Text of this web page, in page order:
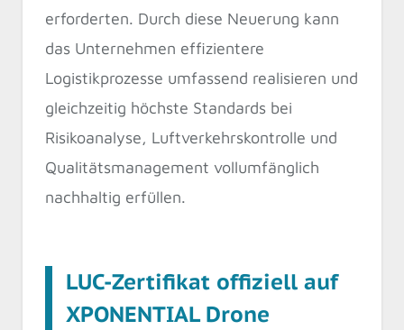
erforderten. Durch diese Neuerung kann
das Unternehmen effizientere
Logistikprozesse umfassend realisieren und
gleichzeitig höchste Standards bei
Risikoanalyse, Luftverkehrskontrolle und
Qualitätsmanagement vollumfänglich
nachhaltig erfüllen.
LUC-Zertifikat offiziell auf
XPONENTIAL Drone